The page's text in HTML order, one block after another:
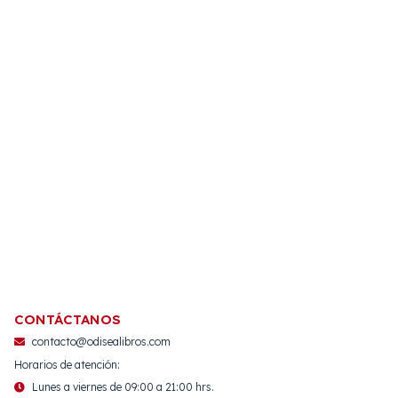
CONTÁCTANOS
contacto@odisealibros.com
Horarios de atención:
Lunes a viernes de 09:00 a 21:00 hrs.